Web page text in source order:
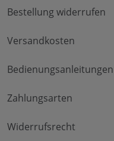
Bestellung widerrufen
Versandkosten
Bedienungsanleitungen
Zahlungsarten
Widerrufsrecht